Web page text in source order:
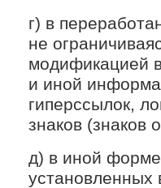
г) в
не
модификацией
и иной
гиперссылок,
знаков (знаков
д) в иной